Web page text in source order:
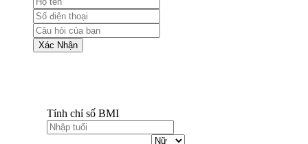
Xác Nhận
Tính chỉ số BMI